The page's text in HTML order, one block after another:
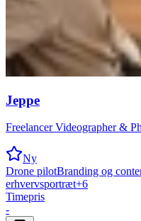
Jeppe
Freelancer Videographer &
Ny
Drone pilotBranding og
erhvervsportræt+6
Timepris
-